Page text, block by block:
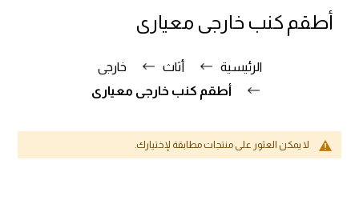
أطقم كنب خارجى معيارى
الرئيسية أثاث
خارجى
أطقم كنب خارجى معيارى
لا يمكن العثور على منتجات مطابقة لإختيارك.